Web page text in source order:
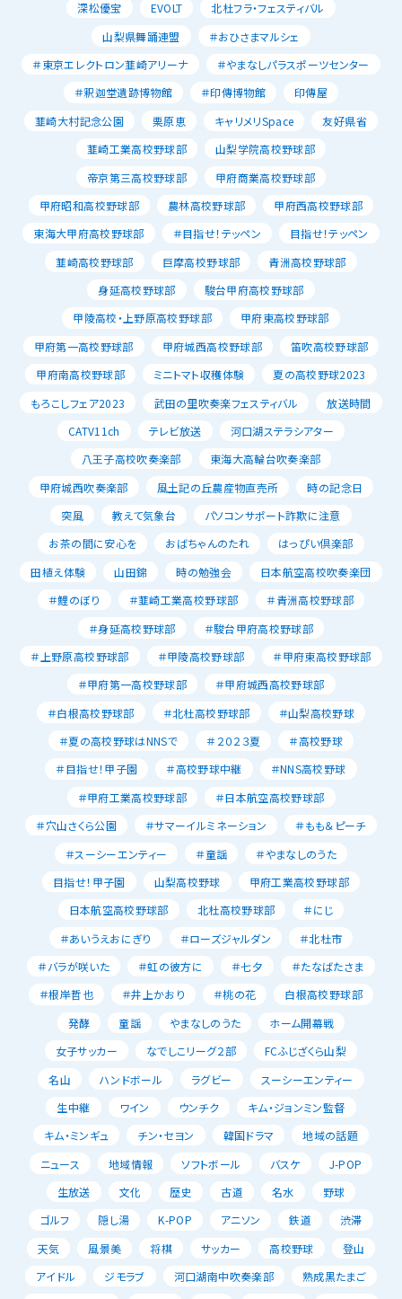
深松優宝
EVOLT
北杜フラ・フェスティバル
山梨県舞踊連盟
＃おひさまマルシェ
＃東京エレクトロン韮崎アリーナ
＃やまなしパラスポーツセンター
＃釈迦堂遺跡博物館
＃印傳博物館
印傳屋
韮崎大村記念公園
栗原恵 キャリメリSpace
友好県省
韮崎工業高校野球部
山梨学院高校野球部
帝京第三高校野球部
甲府商業高校野球部
甲府昭和高校野球部
農林高校野球部
甲府西高校野球部
東海大甲府高校野球部
＃目指せ！テッペン
目指せ！テッペン
韮崎高校野球部
巨摩高校野球部
青洲高校野球部
身延高校野球部
駿台甲府高校野球部
甲陵高校・上野原高校野球部
甲府東高校野球部
甲府第一高校野球部
甲府城西高校野球部
笛吹高校野球部
甲府南高校野球部
ミニトマト収穫体験
夏の高校野球2023
もろこしフェア2023
武田の里吹奏楽フェスティバル
放送時間
CATV11ch
テレビ放送
河口湖ステラシアター
八王子高校吹奏楽部
東海大高輪台吹奏楽部
甲府城西吹奏楽部
風土記の丘農産物直売所
時の記念日
突風
教えて気象台
パソコンサポート詐欺に注意
お茶の間に安心を
おばちゃんのたれ
はっぴい倶楽部
田植え体験
山田錦 時の勉強会
日本航空高校吹奏楽団
＃鯉のぼり
＃韮崎工業高校野球部
＃青洲高校野球部
＃身延高校野球部
＃駿台甲府高校野球部
＃上野原高校野球部
＃甲陵高校野球部
＃甲府東高校野球部
＃甲府第一高校野球部
＃甲府城西高校野球部
＃白根高校野球部
＃北杜高校野球部
＃山梨高校野球
＃夏の高校野球はNNSで
＃２０２３夏
＃高校野球
＃目指せ！甲子園
＃高校野球中継
＃NNS高校野球
＃甲府工業高校野球部
＃日本航空高校野球部
＃穴山さくら公園
＃サマーイルミネーション
＃もも＆ピーチ
＃スーシーエンティー
＃童謡
＃やまなしのうた
目指せ！甲子園
山梨高校野球
甲府工業高校野球部
日本航空高校野球部
北杜高校野球部
＃にじ
＃あいうえおにぎり
＃ローズジャルダン
＃北杜市
＃バラが咲いた
＃虹の彼方に ＃七夕
＃たなばたさま
＃根岸哲也
＃井上かおり ＃桃の花
白根高校野球部
発酵
童謡 やまなしのうた
ホーム開幕戦
女子サッカー
なでしこリーグ２部
FCふじざくら山梨
名山
ハンドボール ラグビー
スーシーエンティー
生中継
ワイン ウンチク
キム・ジョンミン監督
キム・ミンギュ
チン・セヨン 韓国ドラマ
地域の話題
ニュース
地域情報 ソフトボール バスケ
J-POP
生放送
文化 歴史 古道 名水
野球
ゴルフ
隠し湯 K-POP アニソン 鉄道
渋滞
天気
風景美 将棋 サッカー 高校野球
登山
アイドル
ジモラブ 河口湖南中吹奏楽部
熟成黒たまご